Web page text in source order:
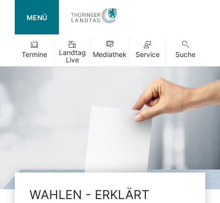
MENÜ
Termine
Landtag
Live
Mediathek Service Suche
WAHLEN - ERKLÄRT